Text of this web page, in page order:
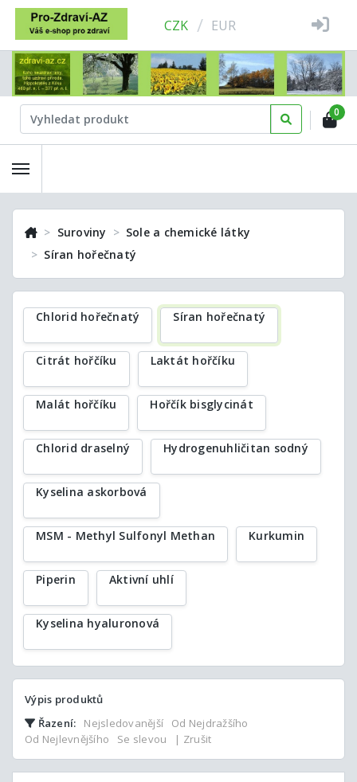
CZK / EUR
0
Suroviny
Sole a chemické látky
Síran hořečnatý
Chlorid hořečnatý Síran hořečnatý
Citrát hořčíku Laktát hořčíku
Malát hořčíku Hořčík bisglycinát
Chlorid draselný Hydrogenuhličitan sodný
Kyselina askorbová
MSM - Methyl Sulfonyl Methan Kurkumin
Piperin Aktivní uhlí
Kyselina hyaluronová
Výpis produktů
Řazení:
Nejsledovanější
Od Nejdražšího
Od Nejlevnějšího
Se slevou | Zrušit